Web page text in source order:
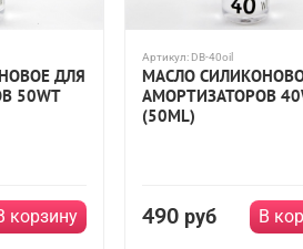
ДЛЯ
50WT
корзину
Артикул: DB-40oil
МАСЛО
АМОРТИЗАТОРОВ
(50ML)
490 руб В